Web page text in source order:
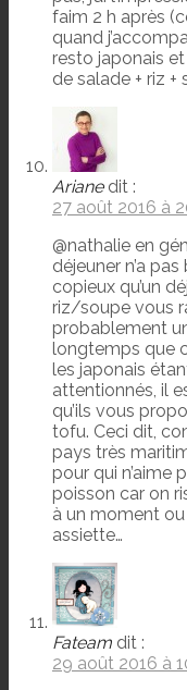
faim 2 h après
quand
resto japonais
de salade + riz +
Ariane dit :
27 août 2016 à
@nathalie en
déjeuner n’a pas
copieux qu’un
riz/soupe vous
probablement
longtemps que
les japonais
attentionnés, il
qu’ils vous
tofu. Ceci dit,
pays très
pour qui n’aime
poisson car on
à un moment
assiette…
Fateam dit :
29 août 2016 à